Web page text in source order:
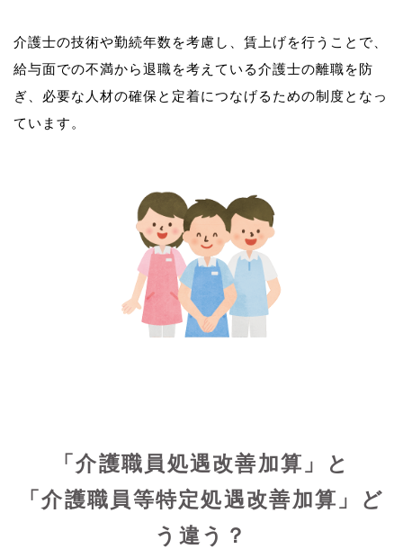
介護士の技術や勤続年数を考慮し、賃上げを行うことで、
給与面での不満から退職を考えている介護士の離職を防
ぎ、必要な人材の確保と定着につなげるための制度となっ
ています。
「介護職員処遇改善加算」と
「介護職員等特定処遇改善加算」ど
う違う？